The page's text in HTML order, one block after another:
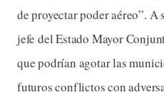
de proyectar poder aéreo”. A
jefe del Estado Mayor
que podrían agotar las
futuros conflictos con